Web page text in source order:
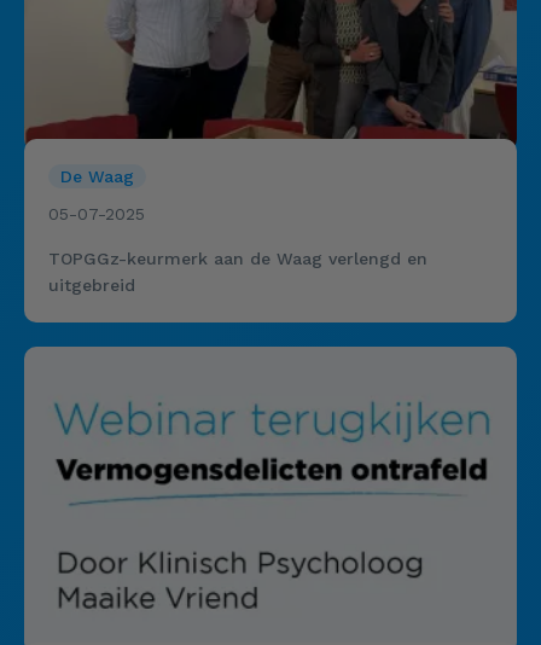
De Waag
05-07-2025
TOPGGz-keurmerk aan de Waag verlengd en
uitgebreid